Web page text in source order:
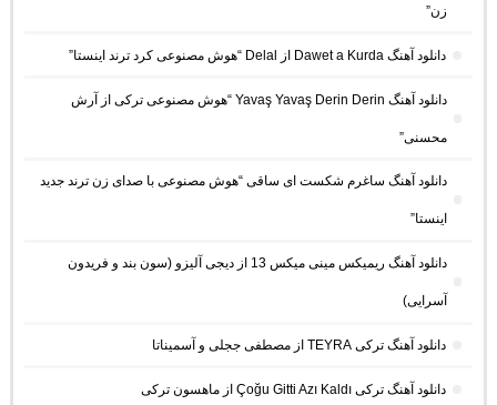
زن”
دانلود آهنگ Dawet a Kurda از Delal “هوش مصنوعی کرد ترند اینستا”
دانلود آهنگ Yavaş Yavaş Derin Derin “هوش مصنوعی ترکی از آرش
محسنی”
دانلود آهنگ ساغرم شکست ای ساقی “هوش مصنوعی با صدای زن ترند جدید
اینستا”
دانلود آهنگ ریمیکس مینی میکس 13 از دیجی آلیزو (سون بند و فریدون
آسرایی)
دانلود آهنگ ترکی TEYRA از مصطفی ججلی و آسمیناتا
دانلود آهنگ ترکی Çoğu Gitti Azı Kaldı از ماهسون ترکی